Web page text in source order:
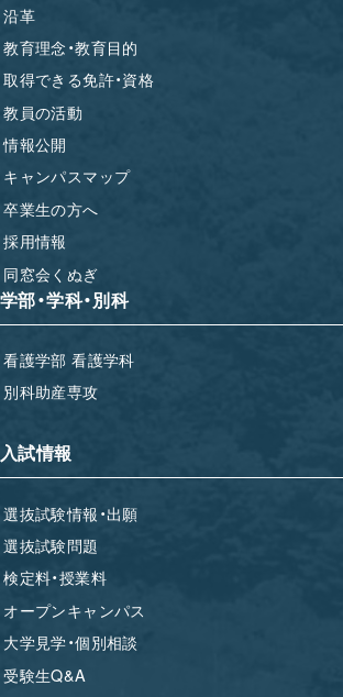
沿革
教育理念・教育目的
取得できる免許・資格
教員の活動
情報公開
キャンパスマップ
卒業生の方へ
採用情報
同窓会くぬぎ
学部・学科・別科
看護学部 看護学科
別科助産専攻
入試情報
選抜試験情報・出願
選抜試験問題
検定料・授業料
オープンキャンパス
大学見学・個別相談
受験生Q&A